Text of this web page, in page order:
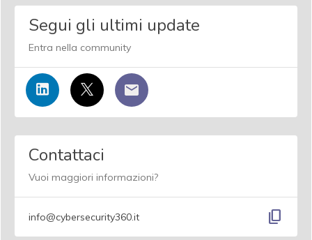
Segui gli ultimi update
Entra nella community
Contattaci
Vuoi maggiori informazioni?
info@cybersecurity360.it content_copy